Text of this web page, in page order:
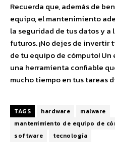
Recuerda que, además de
equipo, el mantenimiento
la seguridad de tus datos y
futuros. ¡No dejes de
de tu equipo de cómputo!
una herramienta confiable
mucho tiempo en tus tareas
TAGS hardware
malware
mantenimiento de equipo de
software
tecnología